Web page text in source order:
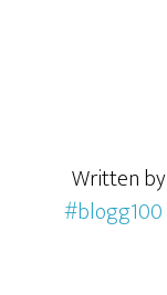
Written by
#blogg100